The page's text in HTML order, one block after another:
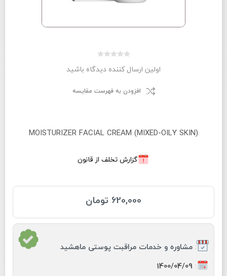
اولین ارسال کننده دیدگاه باشید
افزودن به فهرست مقایسه
MOISTURIZER FACIAL CREAM (MIXED-OILY SKIN)
گزارش تخلف از قانون
620,000 تومان
: مشاوره و خدمات مراقبت پوستی ماهشید
:
1400/04/09